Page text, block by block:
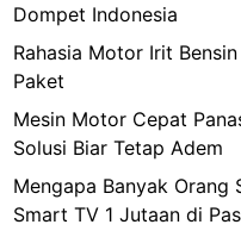
Dompet Indonesia
Rahasia Motor Irit
Paket
Mesin Motor Cepat
Solusi Biar Tetap Adem
Mengapa Banyak Orang
Smart TV 1 Jutaan di